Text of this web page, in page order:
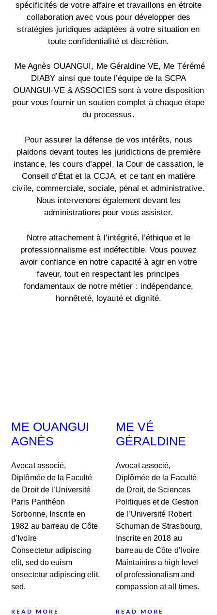
spécificités de votre affaire et travaillons en étroite
collaboration avec vous pour développer des
stratégies juridiques adaptées à votre situation en
toute confidentialité et discrétion.
Me Agnès OUANGUI, Me Géraldine VE, Me Térémé
DIABY ainsi que toute l’équipe de la SCPA
OUANGUI-VE & ASSOCIES sont à votre disposition
pour vous fournir un soutien complet à chaque étape
du processus.
Pour assurer la défense de vos intérêts, nous
plaidons devant toutes les juridictions de première
instance, les cours d’appel, la Cour de cassation, le
Conseil d’État et la CCJA, et ce tant en matière
civile, commerciale, sociale, pénal et administrative.
Nous intervenons également devant les
administrations pour vous assister.
Notre attachement à l’intégrité, l’éthique et le
professionnalisme est indéfectible. Vous pouvez
avoir confiance en notre capacité à agir en votre
faveur, tout en respectant les principes
fondamentaux de notre métier : indépendance,
honnêteté, loyauté et dignité.
ME OUANGUI
AGNÈS
Avocat associé,
Diplômée de la Faculté
de Droit de l’Université
Paris Panthéon
Sorbonne, Inscrite en
1982 au barreau de Côte
d’Ivoire
Consectetur adipiscing
elit, sed do euism
onsectetur adipiscing elit,
sed.
READ MORE
ME VÉ
GÉRALDINE
Avocat associé,
Diplômée de la Faculté
de Droit, de Sciences
Politiques et de Gestion
de l’Université Robert
Schuman de Strasbourg,
Inscrite en 2018 au
barreau de Côte d’Ivoire
Maintainins a high level
of professionalism and
compassion at all times.
READ MORE